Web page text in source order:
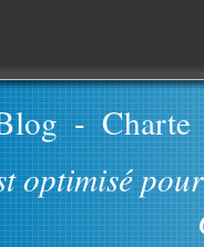
- Charte
optimisé